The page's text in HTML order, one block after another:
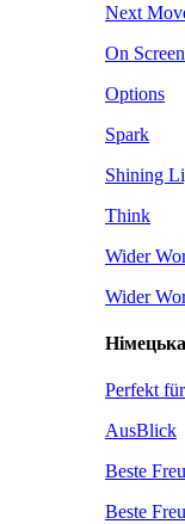
Next
On Screen
Options
Spark
Shining
Think
Wider
Wider
Німецька
Perfekt
AusBlick
Beste
Beste